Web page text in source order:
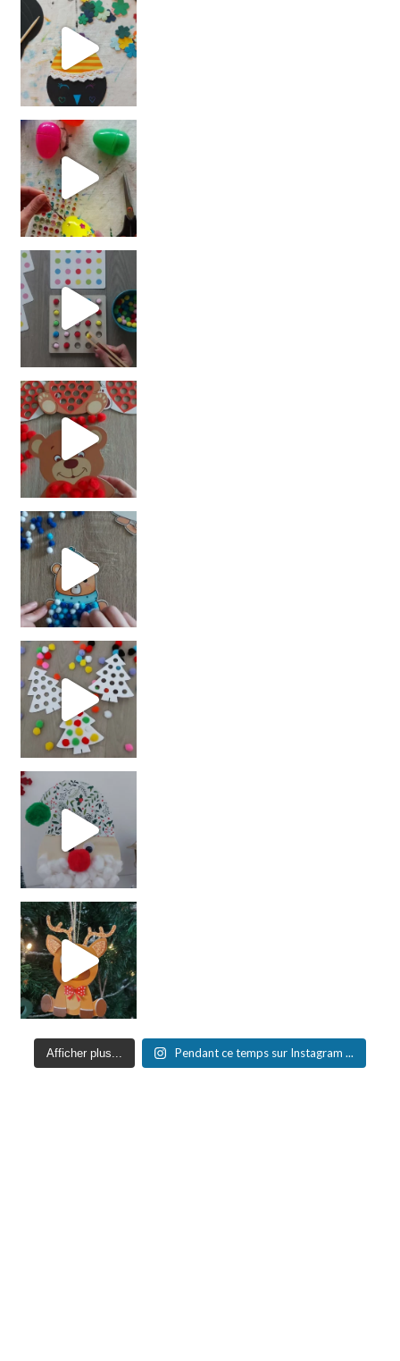
Afficher plus... Pendant ce temps sur Instagram ...